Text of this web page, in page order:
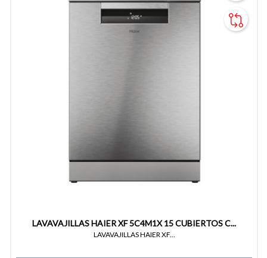
LAVAVAJILLAS HAIER XF 5C4M1X 15 CUBIERTOS C...
LAVAVAJILLAS HAIER XF...